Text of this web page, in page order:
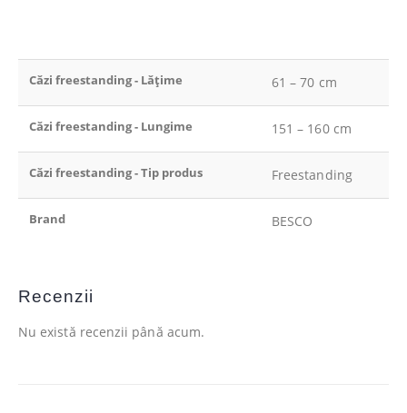
Căzi freestanding - Lățime 61 – 70 cm
Căzi freestanding - Lungime 151 – 160 cm
Căzi freestanding - Tip produs Freestanding
Brand BESCO
Recenzii
Nu există recenzii până acum.